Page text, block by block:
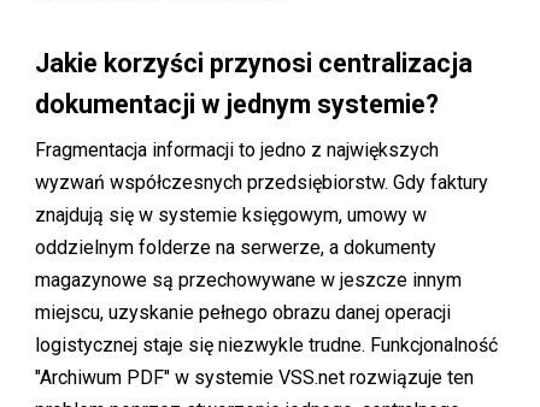
Jakie korzyści przynosi centralizacja
dokumentacji w jednym systemie?
Fragmentacja informacji to jedno z największych
wyzwań współczesnych przedsiębiorstw. Gdy faktury
znajdują się w systemie księgowym, umowy w
oddzielnym folderze na serwerze, a dokumenty
magazynowe są przechowywane w jeszcze innym
miejscu, uzyskanie pełnego obrazu danej operacji
logistycznej staje się niezwykle trudne. Funkcjonalność
"Archiwum PDF" w systemie VSS.net rozwiązuje ten